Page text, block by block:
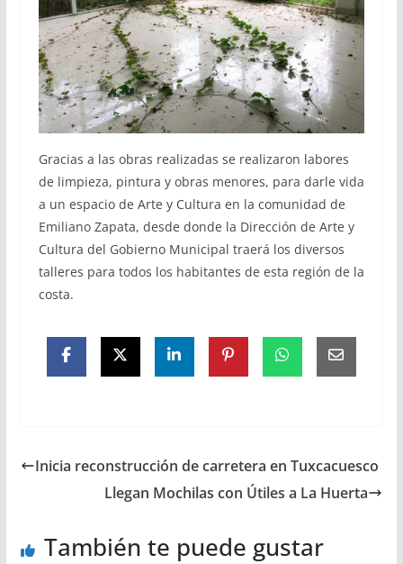
Gracias a las obras realizadas se realizaron labores
de limpieza, pintura y obras menores, para darle vida
a un espacio de Arte y Cultura en la comunidad de
Emiliano Zapata, desde donde la Dirección de Arte y
Cultura del Gobierno Municipal traerá los diversos
talleres para todos los habitantes de esta región de la
costa.
Inicia reconstrucción de carretera en Tuxcacuesco
Llegan Mochilas con Útiles a La Huerta
También te puede gustar